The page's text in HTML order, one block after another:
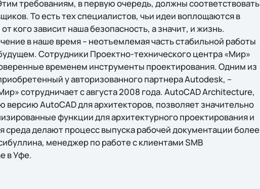
требованиям, в первую очередь, должны соответствовать
То есть тех специалистов, чьи идеи воплощаются в
кого зависит наша безопасность, а значит, и жизнь.
в наше время – неотъемлемая часть стабильной работы
Сотрудники Проектно-технического центра «Мир»
временем инструменты проектирования. Одним из
у авторизованного партнера Autodesk, –
сотрудничает с августа 2008 года. AutoCAD Architecture,
AutoCAD для архитекторов, позволяет значительно
функции для архитектурного проектирования и
среда делают процесс выпуска рабочей документации более
менеджер по работе с клиентами SMB
в Уфе.